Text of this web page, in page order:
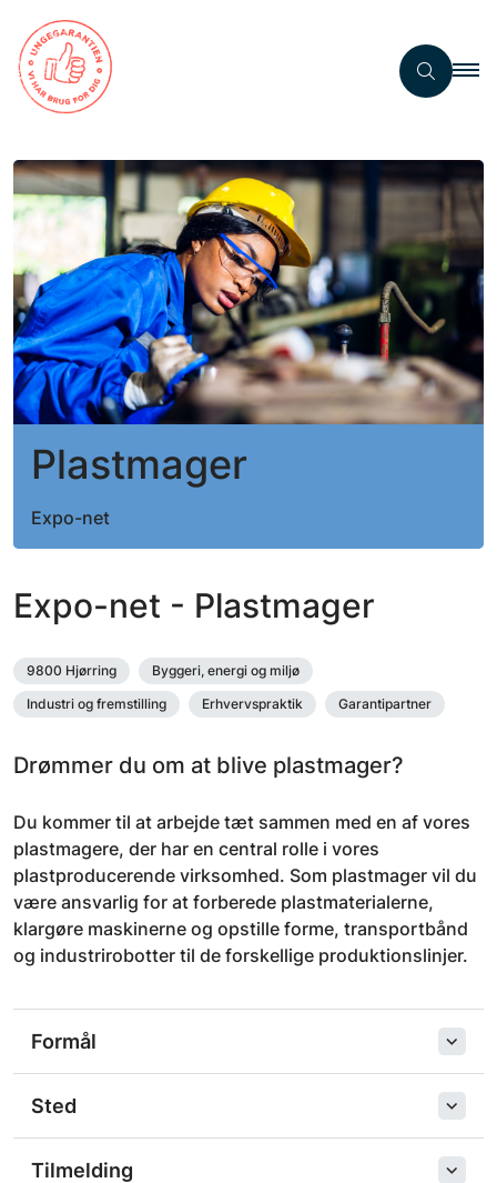
Plastmager
Expo-net
Expo-net - Plastmager
9800 Hjørring
Byggeri, energi og miljø
Industri og fremstilling
Erhvervspraktik Garantipartner
Drømmer du om at blive plastmager?
Du kommer til at arbejde tæt sammen med en af vores
plastmagere, der har en central rolle i vores
plastproducerende virksomhed. Som plastmager vil du
være ansvarlig for at forberede plastmaterialerne,
klargøre maskinerne og opstille forme, transportbånd
og industrirobotter til de forskellige produktionslinjer.
Formål
Sted
Tilmelding